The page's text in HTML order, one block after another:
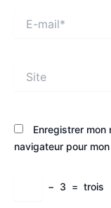
mail*
Enregistrer mon
navigateur pour
− 3 = trois